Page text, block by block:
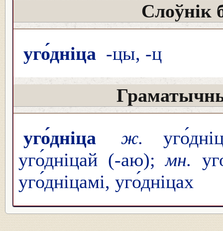
Слоўнік
уго́дніца -цы, -ц
уго́дніца ж.
уго́дніцай (-аю);мн.
уго́дніцамі, уго́дніцах